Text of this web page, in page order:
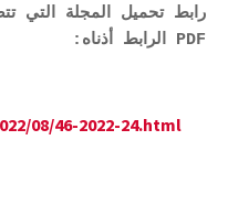
رابط تحميل المجلة التي
PDF الرابط أذناه:
08/46-2022-24.html